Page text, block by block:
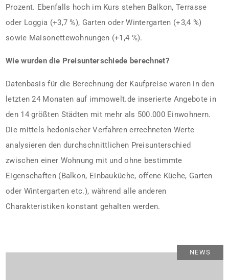
NEWS
Prozent. Ebenfalls hoch im Kurs stehen Balkon, Terrasse
oder Loggia (+3,7 %), Garten oder Wintergarten (+3,4 %)
sowie Maisonettewohnungen (+1,4 %).
Wie wurden die Preisunterschiede berechnet?
Datenbasis für die Berechnung der Kaufpreise waren in den
letzten 24 Monaten auf immowelt.de inserierte Angebote in
den 14 größten Städten mit mehr als 500.000 Einwohnern.
Die mittels hedonischer Verfahren errechneten Werte
analysieren den durchschnittlichen Preisunterschied
zwischen einer Wohnung mit und ohne bestimmte
Eigenschaften (Balkon, Einbauküche, offene Küche, Garten
oder Wintergarten etc.), während alle anderen
Charakteristiken konstant gehalten werden.